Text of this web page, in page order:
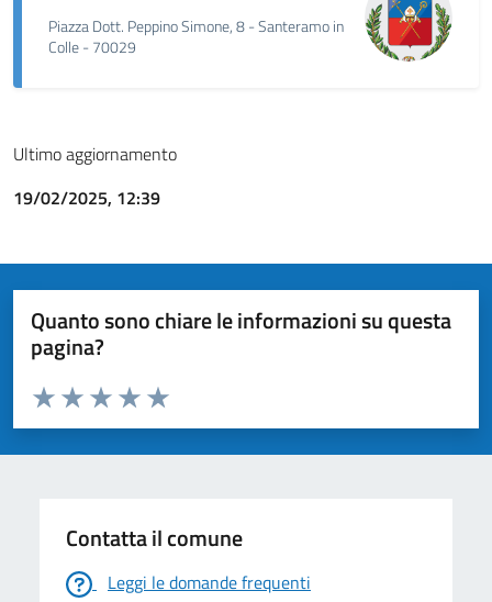
Piazza Dott. Peppino Simone, 8 - Santeramo in
Colle - 70029
Ultimo aggiornamento
19/02/2025, 12:39
Quanto sono chiare le informazioni su questa
pagina?
Valuta da 1 a 5 stelle la pagina
Valuta 5 stelle su 5
Valuta 4 stelle su 5
Valuta 3 stelle su 5
Valuta 2 stelle su 5
Valuta 1 stelle su 5
Contatta il comune
Leggi le domande frequenti